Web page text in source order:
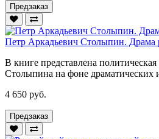
Предзаказ
Петр Аркадьевич Столыпин. Драма
В книге представлена
Столыпина на фоне драматических
4 650 руб.
Предзаказ